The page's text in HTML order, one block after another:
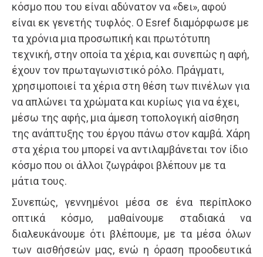
κόσμο που του είναι αδύνατον να «δει», αφού
είναι εκ γενετής τυφλός. Ο Esref διαμόρφωσε με
τα χρόνια μια προσωπική και πρωτότυπη
τεχνική, στην οποία τα χέρια, και συνεπώς η αφή,
έχουν τον πρωταγωνιστικό ρόλο. Πράγματι,
χρησιμοποιεί τα χέρια στη θέση των πινέλων για
να απλώνει τα χρώματα και κυρίως για να έχει,
μέσω της αφής, μια άμεση τοπολογική αίσθηση
της ανάπτυξης του έργου πάνω στον καμβά. Χάρη
στα χέρια του μπορεί να αντιλαμβάνεται τον ίδιο
κόσμο που οι άλλοι ζωγράφοι βλέπουν με τα
μάτια τους.
Συνεπώς, γεννημένοι μέσα σε ένα περίπλοκο
οπτικά κόσμο, μαθαίνουμε σταδιακά να
διαλευκάνουμε ότι βλέπουμε, με τα μέσα όλων
των αισθήσεών μας, ενώ η όραση προοδευτικά